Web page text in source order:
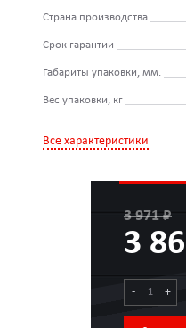
Страна производства
Срок гарантии
Габариты упаковки, мм.
Вес упаковки, кг
Все характеристики
3 971 ₽
3
- +